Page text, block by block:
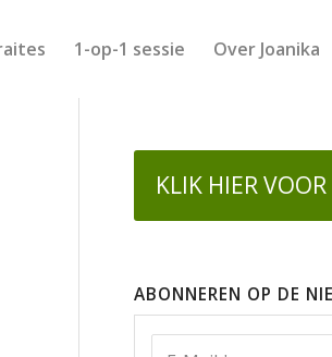
1-op-1 sessie Over Joanika
KLIK HIER
ABONNEREN OP DE